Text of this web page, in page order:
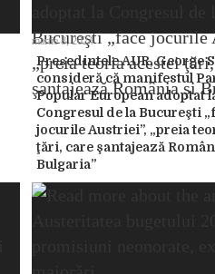
Președintele AUR, George
consideră că manifestul
Popular European adoptat
Congresul de la Bucureşti
jocurile Austriei”, „preia
ţări, care şantajează
Bulgaria”
martie 8, 2024